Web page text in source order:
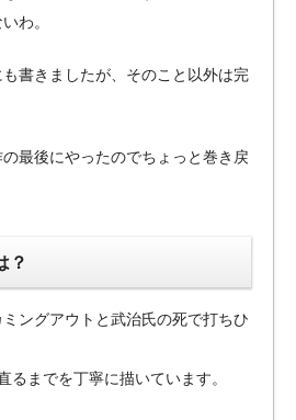
わ。
も書きましたが、そのこと以外は完
最後にやったのでちょっと巻き戻
？
ングアウトと武治氏の死で打ちひ
るまでを丁寧に描いています。